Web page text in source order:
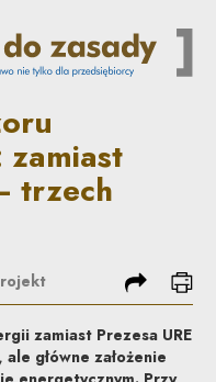
energetyce:
trzech
podziel się
zamiast Prezesa URE
główne założenie